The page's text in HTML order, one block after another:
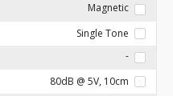
Magnetic
Single Tone
-
80dB @ 5V, 10cm